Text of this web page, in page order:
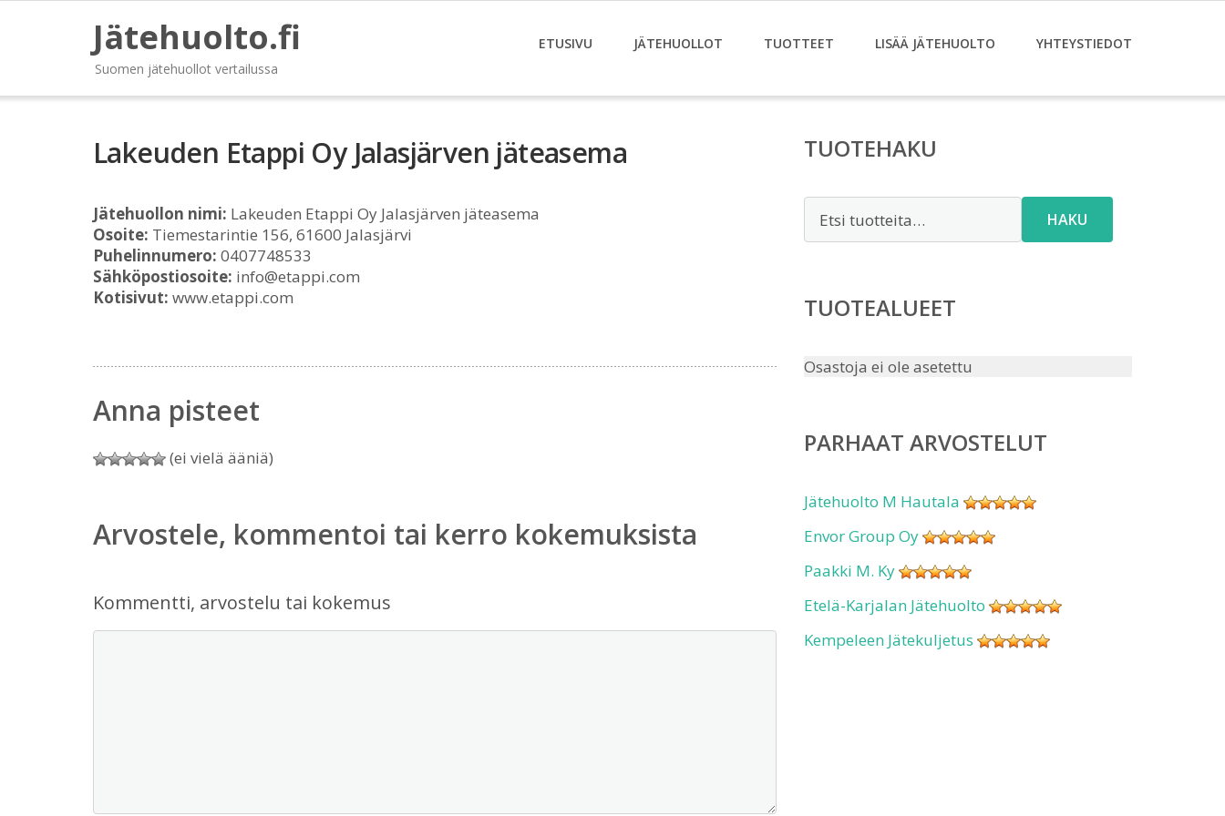
Jätehuolto.fi
Suomen jätehuollot vertailussa
ETUSIVU JÄTEHUOLLOT TUOTTEET LISÄÄ JÄTEHUOLTO YHTEYSTIEDOT
Lakeuden Etappi Oy Jalasjärven jäteasema
Jätehuollon nimi: Lakeuden Etappi Oy Jalasjärven jäteasema
Osoite: Tiemestarintie 156, 61600 Jalasjärvi
Puhelinnumero: 0407748533
Sähköpostiosoite: info@etappi.com
Kotisivut: www.etappi.com
Anna pisteet
(ei vielä ääniä)
Arvostele, kommentoi tai kerro kokemuksista
Kommentti, arvostelu tai kokemus
TUOTEHAKU
HAKU
TUOTEALUEET
Osastoja ei ole asetettu
PARHAAT ARVOSTELUT
Jätehuolto M Hautala
Envor Group Oy
Paakki M. Ky
Etelä-Karjalan Jätehuolto
Kempeleen Jätekuljetus